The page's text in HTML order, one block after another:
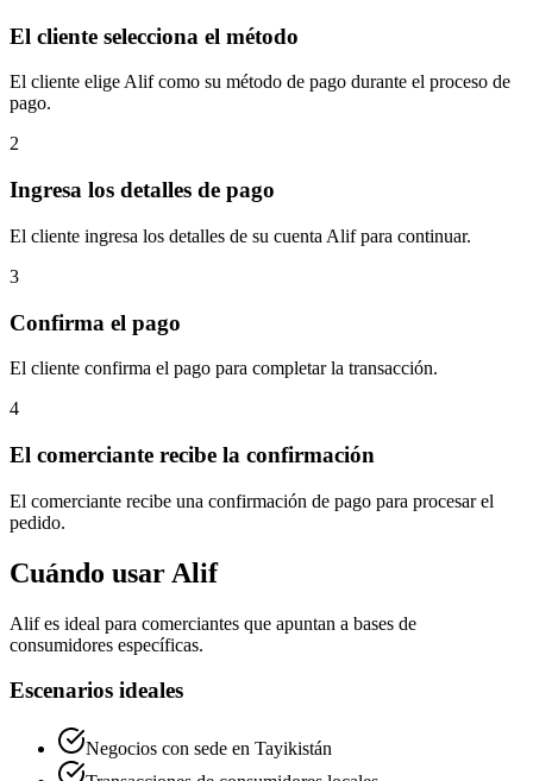
El cliente selecciona el método
El cliente elige Alif como su método de pago durante el proceso de
pago.
2
Ingresa los detalles de pago
El cliente ingresa los detalles de su cuenta Alif para continuar.
3
Confirma el pago
El cliente confirma el pago para completar la transacción.
4
El comerciante recibe la confirmación
El comerciante recibe una confirmación de pago para procesar el
pedido.
Cuándo usar Alif
Alif es ideal para comerciantes que apuntan a bases de
consumidores específicas.
Escenarios ideales
Negocios con sede en Tayikistán